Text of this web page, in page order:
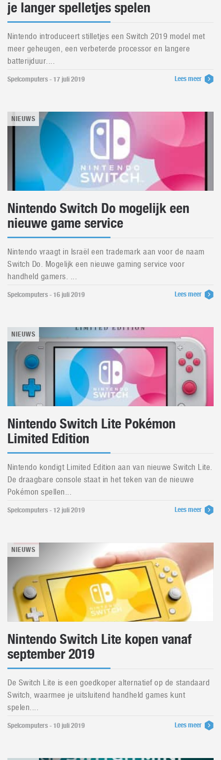
je langer spelletjes spelen
Nintendo introduceert stilletjes een Switch 2019 model met
meer geheugen, een verbeterde processor en langere
batterijduur....
Spelcomputers - 17 juli 2019 Lees meer
NIEUWS
Nintendo Switch Do mogelijk een
nieuwe game service
Nintendo vraagt in Israël een trademark aan voor de naam
Switch Do. Mogelijk een nieuwe gaming service voor
handheld gamers. ...
Spelcomputers - 16 juli 2019 Lees meer
NIEUWS
Nintendo Switch Lite Pokémon
Limited Edition
Nintendo kondigt Limited Edition aan van nieuwe Switch Lite.
De draagbare console staat in het teken van de nieuwe
Pokémon spellen...
Spelcomputers - 12 juli 2019 Lees meer
NIEUWS
Nintendo Switch Lite kopen vanaf
september 2019
De Switch Lite is een goedkoper alternatief op de standaard
Switch, waarmee je uitsluitend handheld games kunt
spelen....
Spelcomputers - 10 juli 2019 Lees meer